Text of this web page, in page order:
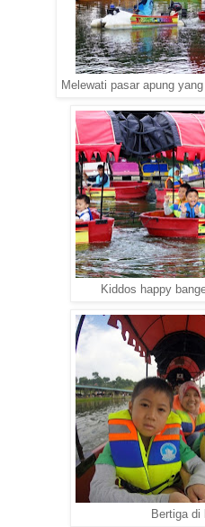
Melewati pasar apung
Kiddos happy
Bertiga di